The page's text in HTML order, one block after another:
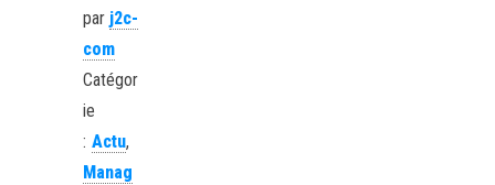
par j2c-
com
Catégor
ie
: Actu,
Manag